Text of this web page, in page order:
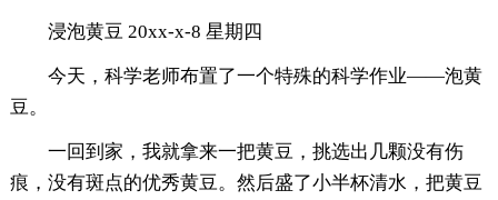
浸泡黄豆 20xx-x-8 星期四
今天，科学老师布置了一个特殊的科学作业——泡黄
豆。
一回到家，我就拿来一把黄豆，挑选出几颗没有伤
痕，没有斑点的优秀黄豆。然后盛了小半杯清水，把黄豆